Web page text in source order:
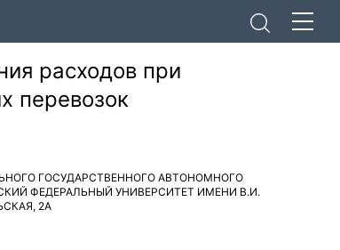
расходов при
перевозок
ГОСУДАРСТВЕННОГО АВТОНОМНОГО
ФЕДЕРАЛЬНЫЙ УНИВЕРСИТЕТ ИМЕНИ В.И.
2А